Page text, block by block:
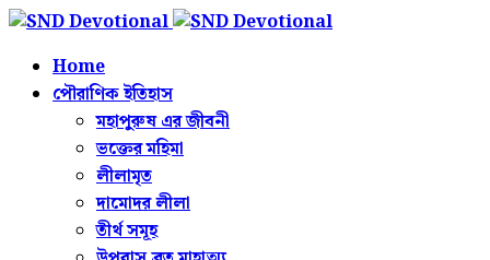
Home
পৌরাণিক ইতিহাস
মহাপুরুষ এর জীবনী
ভক্তের মহিমা
লীলামৃত
দামোদর লীলা
তীর্থ সমূহ